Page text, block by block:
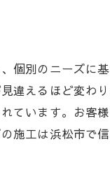
個別のニーズに
違えるほど変わ
ています。お客
施工は浜松市で